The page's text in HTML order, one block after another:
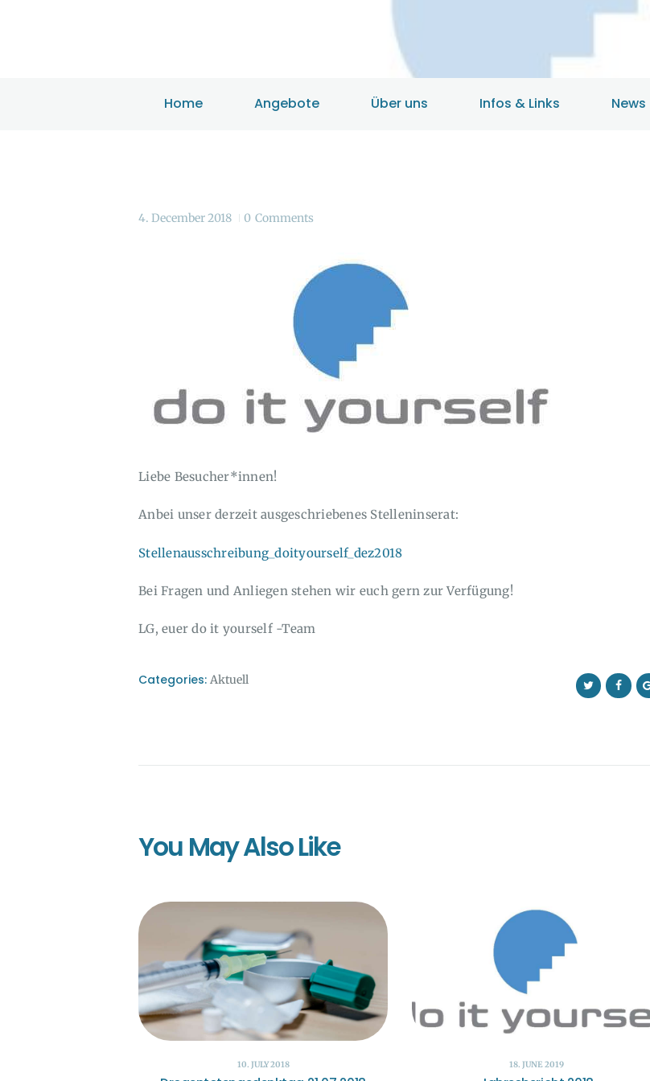
Home Angebote Über uns Infos & Links News
HOME
ANGEBOTE
ÜBER UNS
ONLINEBERATUNG
4. December 2018 0 Comments
Liebe Besucher*innen!
Anbei unser derzeit ausgeschriebenes Stelleninserat:
Stellenausschreibung_doityourself_dez2018
Bei Fragen und Anliegen stehen wir euch gern zur Verfügung!
LG, euer do it yourself -Team
Categories: Aktuell
You May Also Like
10. JULY 2018 18. JUNE 2019